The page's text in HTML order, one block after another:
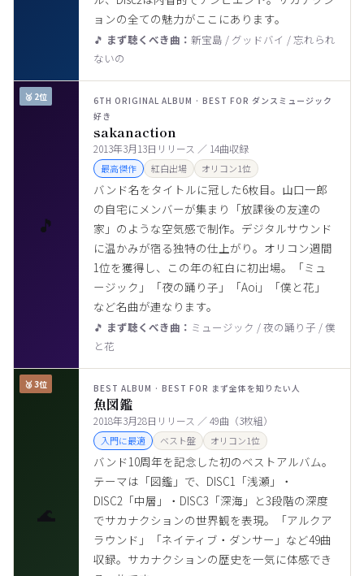
ョンの全ての魅力がここにあります。
🎵 まず聴くべき曲： 新宝島 / グッドバイ / 忘れられ
ないの
🥈 2位
🎵
6TH ORIGINAL ALBUM · BEST FOR ダンスミュージック
好き
sakanaction
2013年3月13日リリース ／ 14曲収録
最高傑作 紅白出場 オリコン1位
バンド名をタイトルに冠した6枚目。山口一郎
の自宅にメンバーが集まり「放課後の友達の
家」のような空気感で制作。デジタルサウンド
に温かみが宿る独特の仕上がり。オリコン週間
1位を獲得し、この年の紅白に初出場。「ミュ
ージック」「夜の踊り子」「Aoi」「僕と花」
など名曲が連なります。
🎵 まず聴くべき曲： ミュージック / 夜の踊り子 / 僕
と花
🥉 3位
🌊
BEST ALBUM · BEST FOR まず全体を知りたい人
魚図鑑
2018年3月28日リリース ／ 49曲（3枚組）
入門に最適 ベスト盤 オリコン1位
バンド10周年を記念した初のベストアルバム。
テーマは「図鑑」で、DISC1「浅瀬」・
DISC2「中層」・DISC3「深海」と3段階の深度
でサカナクションの世界観を表現。「アルクア
ラウンド」「ネイティブ・ダンサー」など49曲
収録。サカナクションの歴史を一気に体感でき